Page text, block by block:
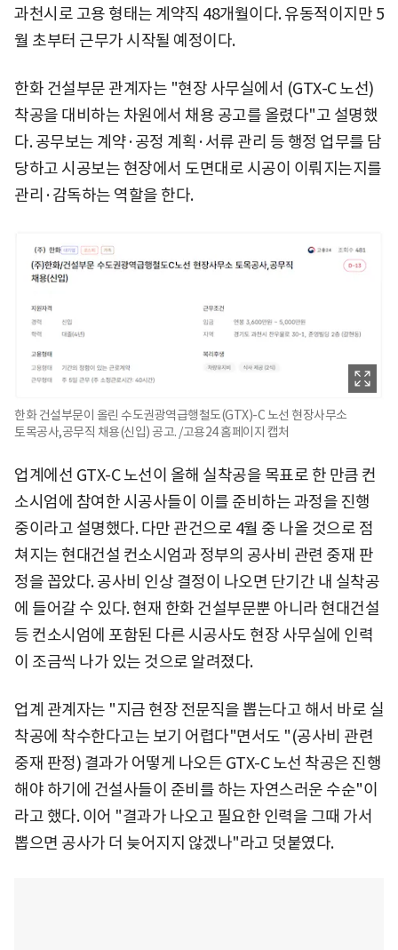
과천시로 고용 형태는 계약직 48개월이다. 유동적이지만 5
월 초부터 근무가 시작될 예정이다.
한화 건설부문 관계자는 "현장 사무실에서 (GTX-C 노선)
착공을 대비하는 차원에서 채용 공고를 올렸다"고 설명했
다. 공무보는 계약·공정 계획·서류 관리 등 행정 업무를 담
당하고 시공보는 현장에서 도면대로 시공이 이뤄지는지를
관리·감독하는 역할을 한다.
한화 건설부문이 올린 수도권광역급행철도(GTX)-C 노선 현장사무소
토목공사,공무직 채용(신입) 공고. /고용24 홈페이지 캡처
업계에선 GTX-C 노선이 올해 실착공을 목표로 한 만큼 컨
소시엄에 참여한 시공사들이 이를 준비하는 과정을 진행
중이라고 설명했다. 다만 관건으로 4월 중 나올 것으로 점
쳐지는 현대건설 컨소시엄과 정부의 공사비 관련 중재 판
정을 꼽았다. 공사비 인상 결정이 나오면 단기간 내 실착공
에 들어갈 수 있다. 현재 한화 건설부문뿐 아니라 현대건설
등 컨소시엄에 포함된 다른 시공사도 현장 사무실에 인력
이 조금씩 나가 있는 것으로 알려졌다.
업계 관계자는 "지금 현장 전문직을 뽑는다고 해서 바로 실
착공에 착수한다고는 보기 어렵다"면서도 "(공사비 관련
중재 판정) 결과가 어떻게 나오든 GTX-C 노선 착공은 진행
해야 하기에 건설사들이 준비를 하는 자연스러운 수순"이
라고 했다. 이어 "결과가 나오고 필요한 인력을 그때 가서
뽑으면 공사가 더 늦어지지 않겠나"라고 덧붙였다.